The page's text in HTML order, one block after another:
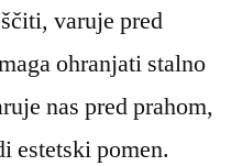
varuje pred
ohranjati stalno
nas pred prahom,
estetski pomen.